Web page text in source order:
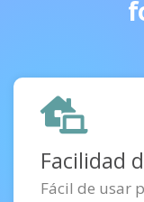
Facilidad
Fácil de usar